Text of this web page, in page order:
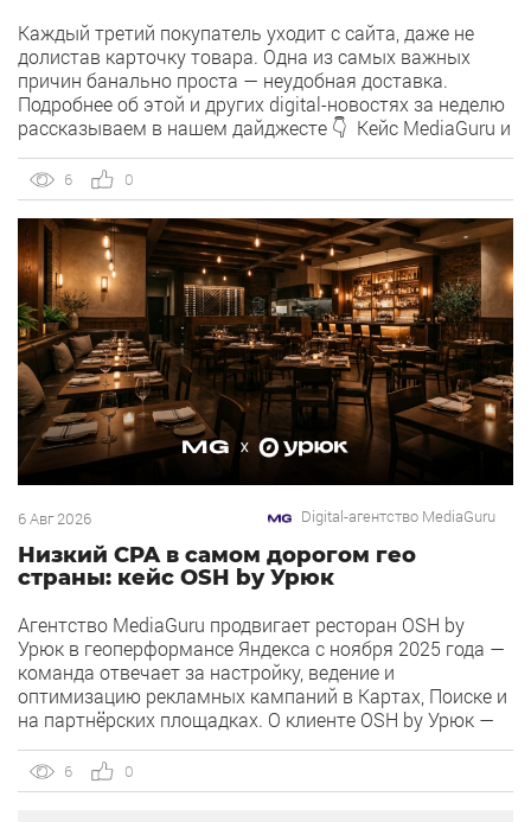
Каждый третий покупатель уходит с сайта, даже не
долистав карточку товара. Одна из самых важных
причин банально проста — неудобная доставка.
Подробнее об этой и других digital-новостях за неделю
рассказываем в нашем дайджесте 👇 Кейс MediaGuru и
Агентство продвигает ресторан OSH by Урюк в
геоперформансе […]
6 0
6 Авг 2026 Digital-агентство MediaGuru
Низкий CPA в самом дорогом гео
страны: кейс OSH by Урюк
Агентство MediaGuru продвигает ресторан OSH by
Урюк в геоперформансе Яндекса с ноября 2025 года —
команда отвечает за настройку, ведение и
оптимизацию рекламных кампаний в Картах, Поиске и
на партнёрских площадках. О клиенте OSH by Урюк —
объединивший концепцию дубайского OSH с сетью
«Урюк». Концепт строится […]
6 0